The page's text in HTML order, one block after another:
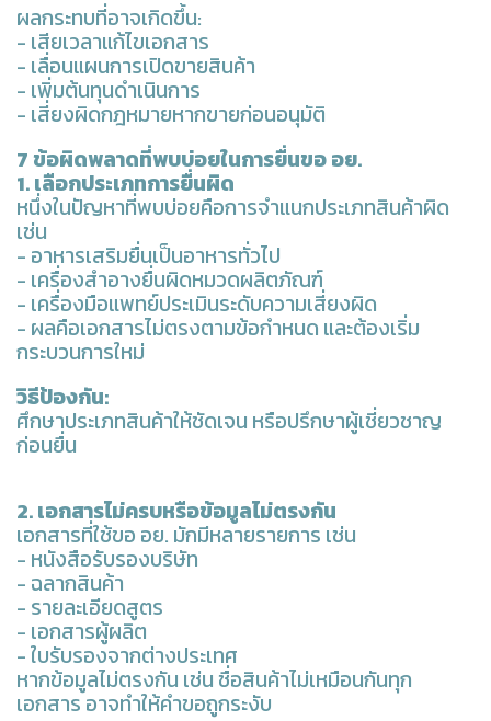
ผลกระทบที่อาจเกิดขึ้น:
- เสียเวลาแก้ไขเอกสาร
- เลื่อนแผนการเปิดขายสินค้า
- เพิ่มต้นทุนดำเนินการ
- เสี่ยงผิดกฎหมายหากขายก่อนอนุมัติ
7 ข้อผิดพลาดที่พบบ่อยในการยื่นขอ อย.
1. เลือกประเภทการยื่นผิด
หนึ่งในปัญหาที่พบบ่อยคือการจำแนกประเภทสินค้าผิด
เช่น
- อาหารเสริมยื่นเป็นอาหารทั่วไป
- เครื่องสำอางยื่นผิดหมวดผลิตภัณฑ์
- เครื่องมือแพทย์ประเมินระดับความเสี่ยงผิด
- ผลคือเอกสารไม่ตรงตามข้อกำหนด และต้องเริ่ม
กระบวนการใหม่
วิธีป้องกัน:
ศึกษาประเภทสินค้าให้ชัดเจน หรือปรึกษาผู้เชี่ยวชาญ
ก่อนยื่น
2. เอกสารไม่ครบหรือข้อมูลไม่ตรงกัน
เอกสารที่ใช้ขอ อย. มักมีหลายรายการ เช่น
- หนังสือรับรองบริษัท
- ฉลากสินค้า
- รายละเอียดสูตร
- เอกสารผู้ผลิต
- ใบรับรองจากต่างประเทศ
หากข้อมูลไม่ตรงกัน เช่น ชื่อสินค้าไม่เหมือนกันทุก
เอกสาร อาจทำให้คำขอถูกระงับ